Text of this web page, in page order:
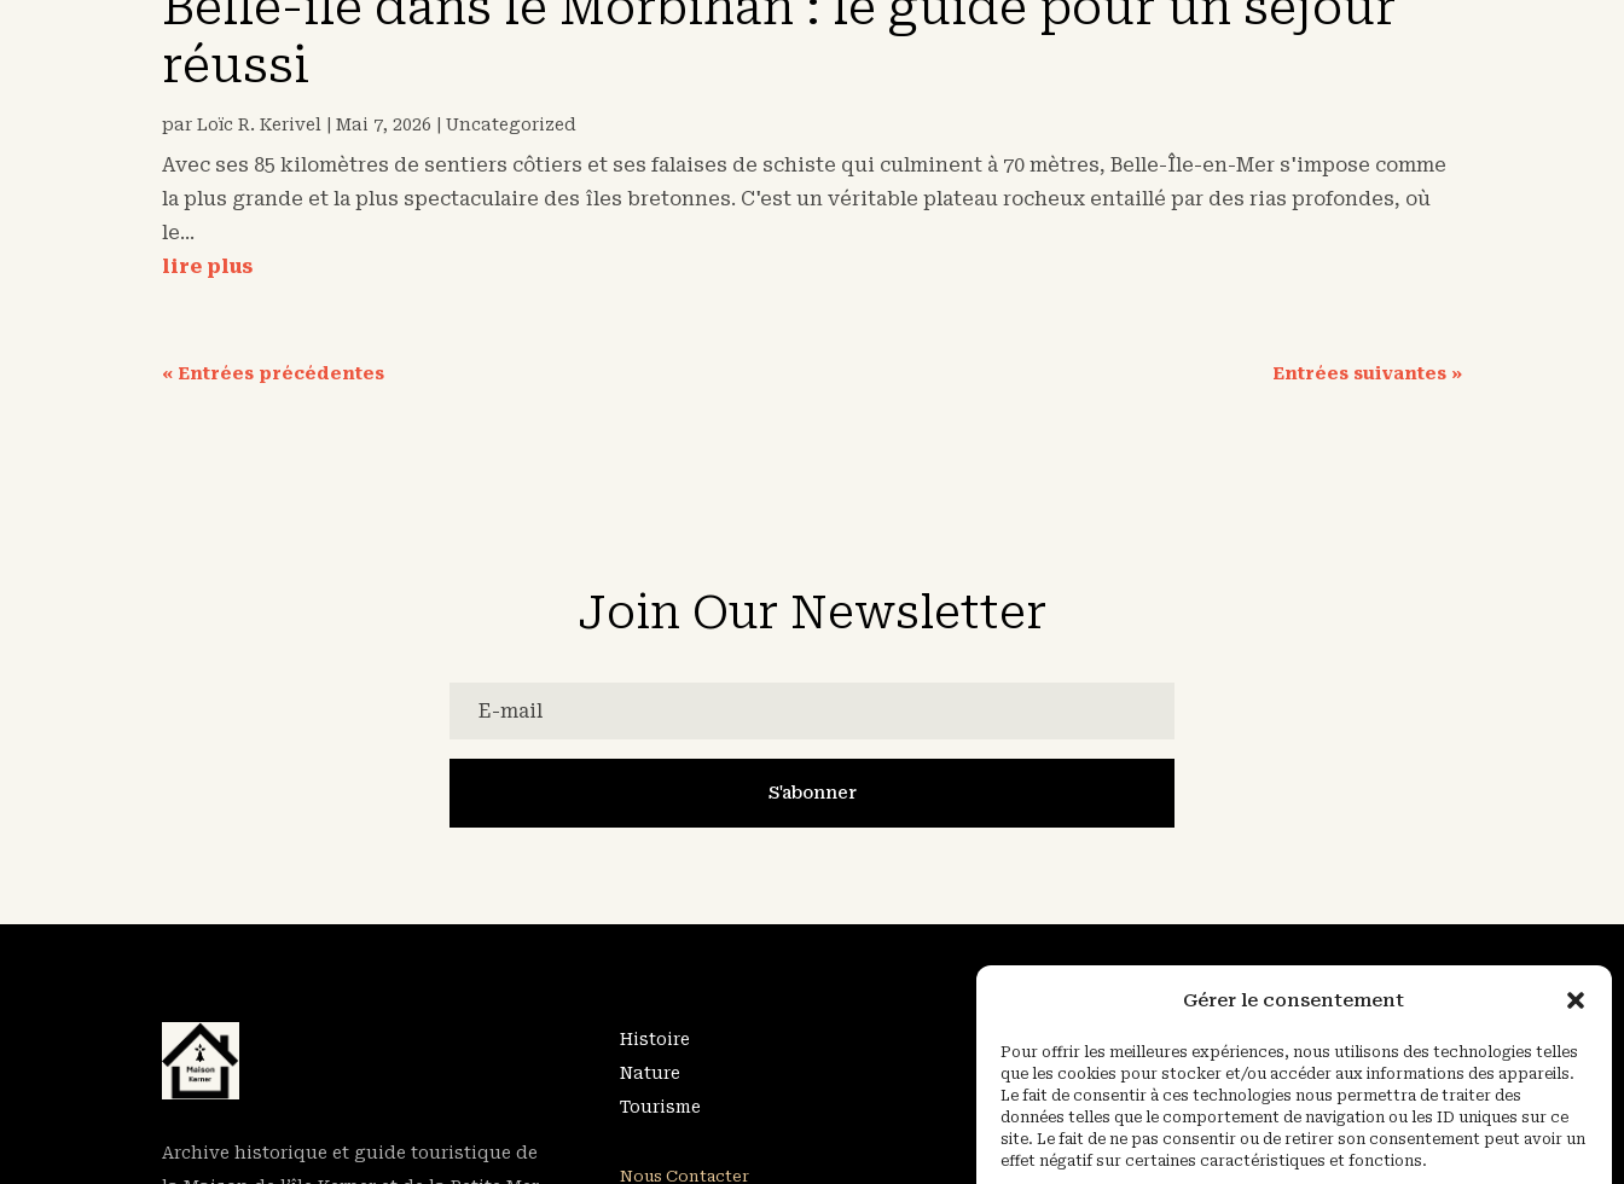
Gérer le consentement
Pour offrir les meilleures expériences, nous utilisons des technologies telles
que les cookies pour stocker et/ou accéder aux informations des appareils.
Le fait de consentir à ces technologies nous permettra de traiter des
données telles que le comportement de navigation ou les ID uniques sur ce
site. Le fait de ne pas consentir ou de retirer son consentement peut avoir un
effet négatif sur certaines caractéristiques et fonctions.
réussi
parLoïc R. Kerivel |Mai 7, 2026 |Uncategorized
Avec ses 85 kilomètres de sentiers côtiers et ses falaises de schiste qui culminent à 70 mètres, Belle-Île-en-Mer s'impose comme
la plus grande et la plus spectaculaire des îles bretonnes. C'est un véritable plateau rocheux entaillé par des rias profondes, où
le...
lire plus
« Entrées précédentes Entrées suivantes »
Join Our Newsletter
S'abonner
Archive historique et guide touristique de
Histoire
Nature
Tourisme
Nous Contacter
Politique de confidentialité
Politique de Cookies